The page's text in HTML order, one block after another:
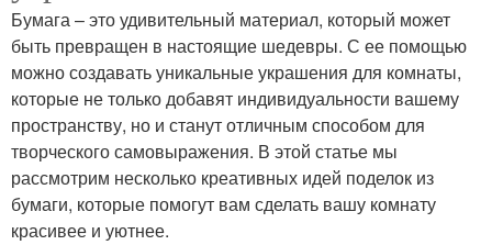
Бумага – это удивительный материал, который может
быть превращен в настоящие шедевры. С ее помощью
можно создавать уникальные украшения для комнаты,
которые не только добавят индивидуальности вашему
пространству, но и станут отличным способом для
творческого самовыражения. В этой статье мы
рассмотрим несколько креативных идей поделок из
бумаги, которые помогут вам сделать вашу комнату
красивее и уютнее.